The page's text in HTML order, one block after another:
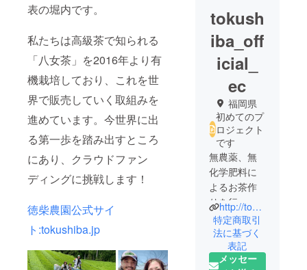
表の堀内です。
私たちは高級茶で知られる
「八女茶」を2016年より有
機栽培しており、これを世
界で販売していく取組みを
進めています。今世界に出
る第一歩を踏み出すところ
にあり、クラウドファン
ディングに挑戦します！
徳柴農園公式サイ
ト:tokushiba.jp
tokush
iba_off
icial_
ec
福岡県
初めてのプ
ロジェクト
です
無農薬、無
化学肥料に
よるお茶作
りを行って
います。
http://tokushiba.jp
特定商取引
法に基づく
表記
メッセー